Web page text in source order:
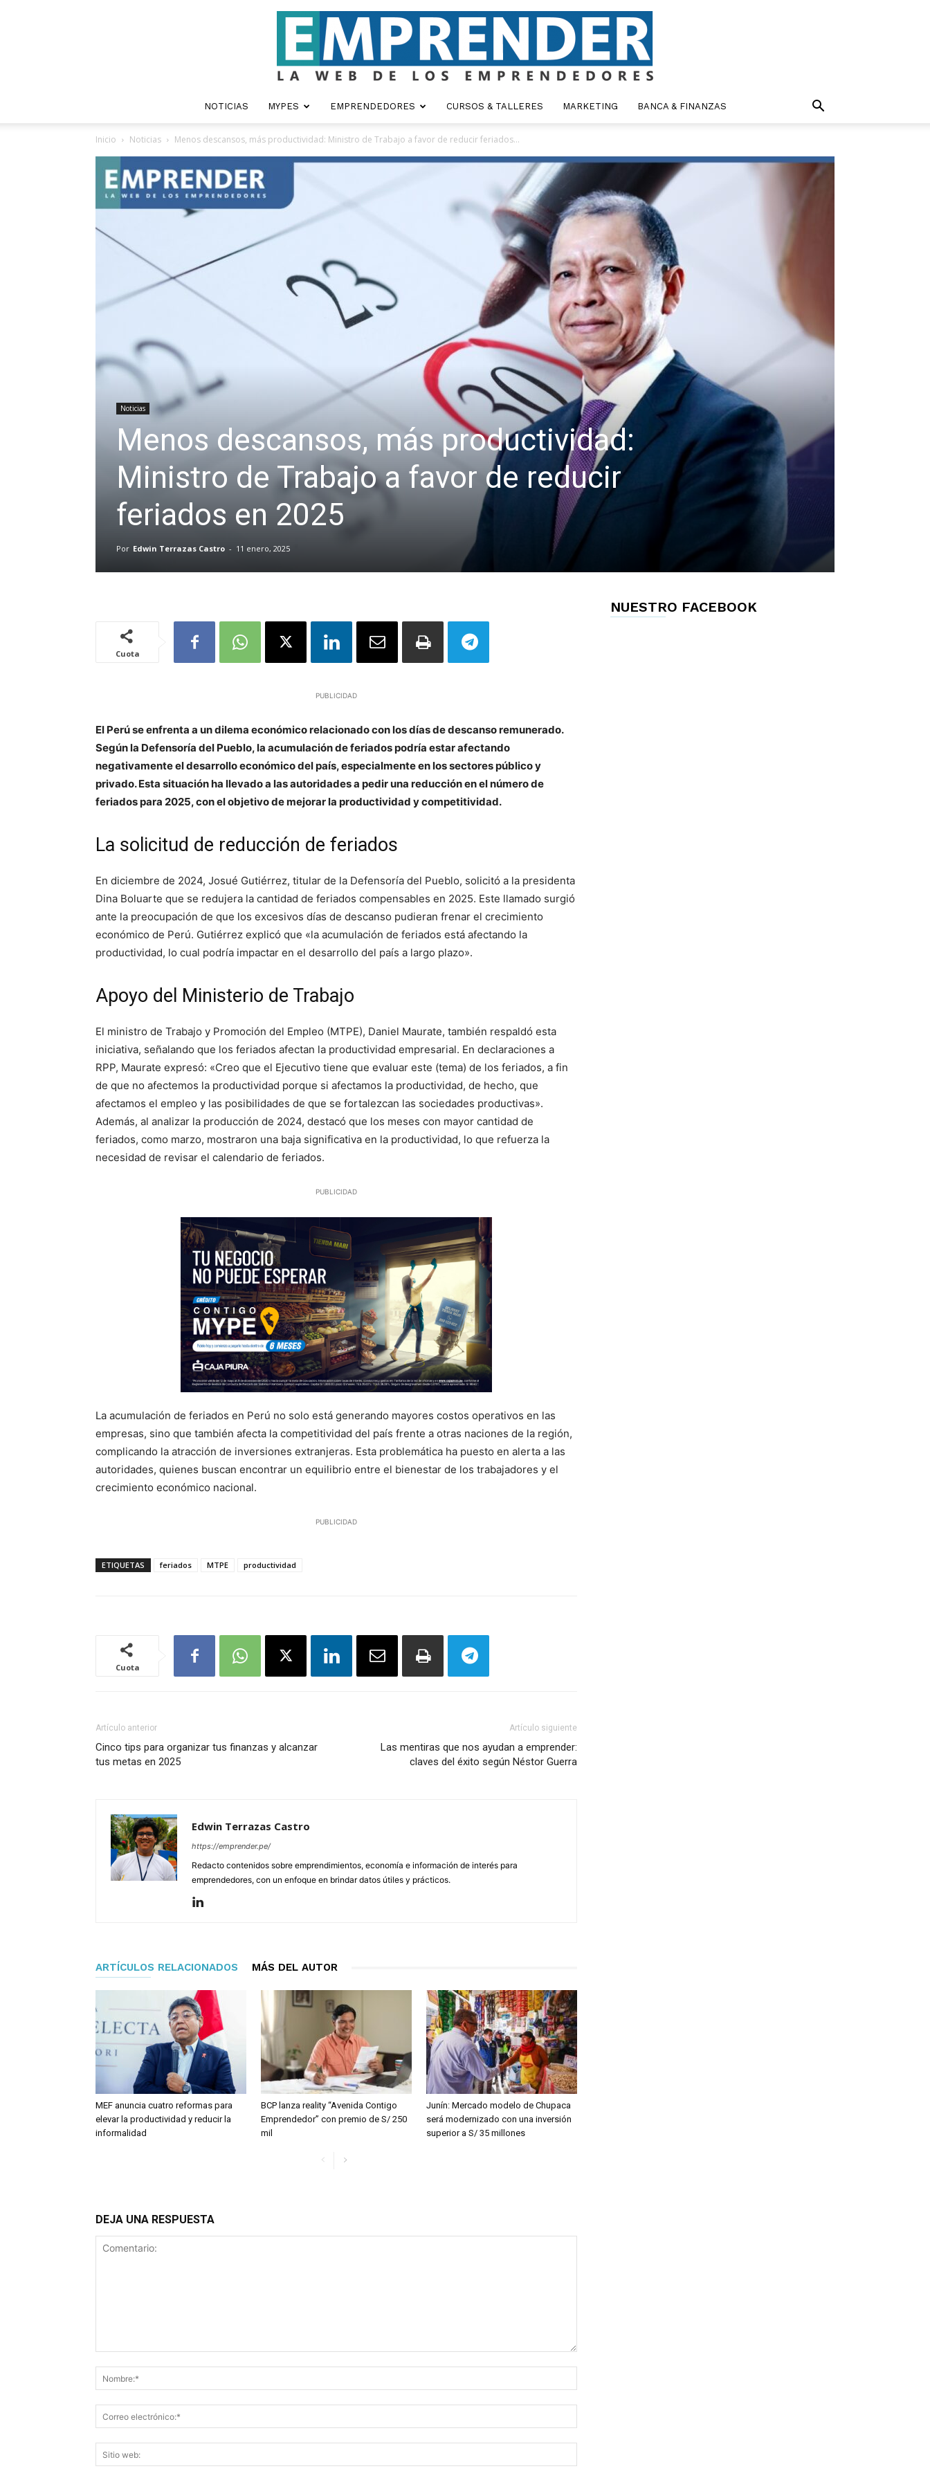
NOTICIAS MYPES EMPRENDEDORES CURSOS & TALLERES MARKETING BANCA & FINANZAS
Inicio Noticias Menos descansos, más productividad: Ministro de Trabajo a favor de reducir feriados...
Noticias
Menos descansos, más productividad:
Ministro de Trabajo a favor de reducir
feriados en 2025
Por Edwin Terrazas Castro - 11 enero, 2025
Cuota
PUBLICIDAD
El Perú se enfrenta a un dilema económico relacionado con los días de descanso remunerado.
Según la Defensoría del Pueblo, la acumulación de feriados podría estar afectando
negativamente el desarrollo económico del país, especialmente en los sectores público y
privado. Esta situación ha llevado a las autoridades a pedir una reducción en el número de
feriados para 2025, con el objetivo de mejorar la productividad y competitividad.
La solicitud de reducción de feriados
En diciembre de 2024, Josué Gutiérrez, titular de la Defensoría del Pueblo, solicitó a la presidenta
Dina Boluarte que se redujera la cantidad de feriados compensables en 2025. Este llamado surgió
ante la preocupación de que los excesivos días de descanso pudieran frenar el crecimiento
económico de Perú. Gutiérrez explicó que «la acumulación de feriados está afectando la
productividad, lo cual podría impactar en el desarrollo del país a largo plazo».
Apoyo del Ministerio de Trabajo
El ministro de Trabajo y Promoción del Empleo (MTPE), Daniel Maurate, también respaldó esta
iniciativa, señalando que los feriados afectan la productividad empresarial. En declaraciones a
RPP, Maurate expresó: «Creo que el Ejecutivo tiene que evaluar este (tema) de los feriados, a fin
de que no afectemos la productividad porque si afectamos la productividad, de hecho, que
afectamos el empleo y las posibilidades de que se fortalezcan las sociedades productivas».
Además, al analizar la producción de 2024, destacó que los meses con mayor cantidad de
feriados, como marzo, mostraron una baja significativa en la productividad, lo que refuerza la
necesidad de revisar el calendario de feriados.
PUBLICIDAD
La acumulación de feriados en Perú no solo está generando mayores costos operativos en las
empresas, sino que también afecta la competitividad del país frente a otras naciones de la región,
complicando la atracción de inversiones extranjeras. Esta problemática ha puesto en alerta a las
autoridades, quienes buscan encontrar un equilibrio entre el bienestar de los trabajadores y el
crecimiento económico nacional.
PUBLICIDAD
ETIQUETAS feriados MTPE productividad
Cuota
Artículo anterior
Cinco tips para organizar tus finanzas y alcanzar
tus metas en 2025
Artículo siguiente
Las mentiras que nos ayudan a emprender:
claves del éxito según Néstor Guerra
Edwin Terrazas Castro
https://emprender.pe/
Redacto contenidos sobre emprendimientos, economía e información de interés para
emprendedores, con un enfoque en brindar datos útiles y prácticos.
ARTÍCULOS RELACIONADOS MÁS DEL AUTOR
MEF anuncia cuatro reformas para
elevar la productividad y reducir la
informalidad
BCP lanza reality “Avenida Contigo
Emprendedor” con premio de S/ 250
mil
Junín: Mercado modelo de Chupaca
será modernizado con una inversión
superior a S/ 35 millones
DEJA UNA RESPUESTA
NUESTRO FACEBOOK